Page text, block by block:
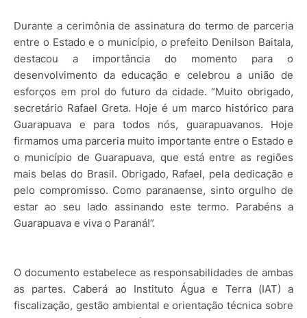
Durante a cerimônia de assinatura do termo de parceria
entre o Estado e o município, o prefeito Denilson Baitala,
destacou a importância do momento para o
desenvolvimento da educação e celebrou a união de
esforços em prol do futuro da cidade. “Muito obrigado,
secretário Rafael Greta. Hoje é um marco histórico para
Guarapuava e para todos nós, guarapuavanos. Hoje
firmamos uma parceria muito importante entre o Estado e
o município de Guarapuava, que está entre as regiões
mais belas do Brasil. Obrigado, Rafael, pela dedicação e
pelo compromisso. Como paranaense, sinto orgulho de
estar ao seu lado assinando este termo. Parabéns a
Guarapuava e viva o Paraná!”.
O documento estabelece as responsabilidades de ambas
as partes. Caberá ao Instituto Água e Terra (IAT) a
fiscalização, gestão ambiental e orientação técnica sobre